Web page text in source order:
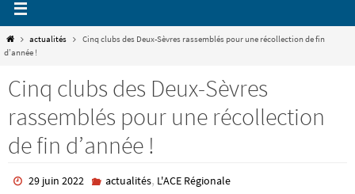
Homeactualités
Cinq clubs des Deux-Sèvres rassemblés pour une récollection de fin
d’année !
Cinq clubs des Deux-Sèvres
rassemblés pour une récollection
de fin d’année !
29 juin 2022 actualités, L'ACE Régionale